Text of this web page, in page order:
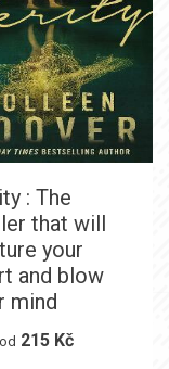
: The
that will
your
and blow
mind
215 Kč